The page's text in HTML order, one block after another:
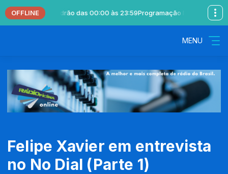
OFFLINE
com Locutor Padrão das 00:00 às 23:59Programação Musical com
MENU
Felipe Xavier em entrevista
no No Dial (Parte 1)